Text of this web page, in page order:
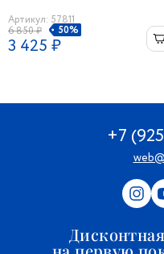
Артикул: 57811
6 850 ₽
50%
3 425 ₽
+7